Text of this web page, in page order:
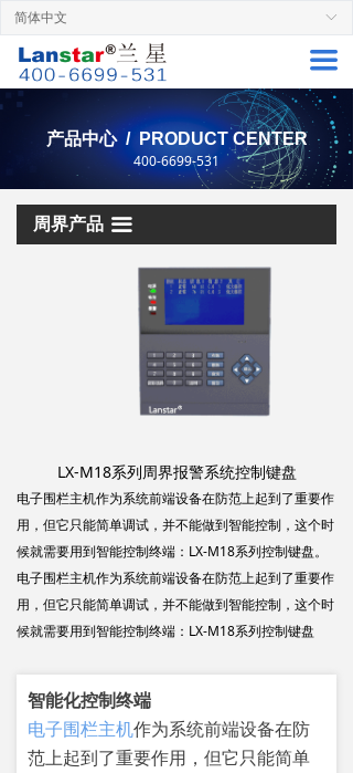
끀
首页
周界产品
解决方案
服务支持
成功案例
ꀅ
简体中文
智能化控制终端
电子围栏主机作为系统前端设备在防
范上起到了重要作用，但它只能简单
产品中心 / PRODUCT CENTER
400-6699-531
LX-M18系列周界报警系统控制键盘
끀
周界产品
电子围栏主机作为系统前端设备在防范上起到了重要作
用，但它只能简单调试，并不能做到智能控制，这个时
候就需要用到智能控制终端：LX-M18系列控制键盘。
电子围栏主机作为系统前端设备在防范上起到了重要作
用，但它只能简单调试，并不能做到智能控制，这个时
候就需要用到智能控制终端：LX-M18系列控制键盘